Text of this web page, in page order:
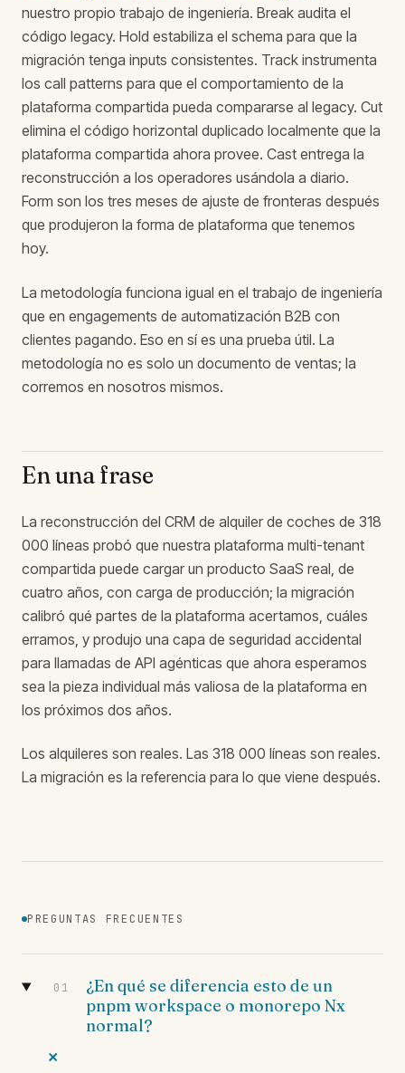
nuestro propio trabajo de ingeniería. Break audita el
código legacy. Hold estabiliza el schema para que la
migración tenga inputs consistentes. Track instrumenta
los call patterns para que el comportamiento de la
plataforma compartida pueda compararse al legacy. Cut
elimina el código horizontal duplicado localmente que la
plataforma compartida ahora provee. Cast entrega la
reconstrucción a los operadores usándola a diario.
Form son los tres meses de ajuste de fronteras después
que produjeron la forma de plataforma que tenemos
hoy.
La metodología funciona igual en el trabajo de ingeniería
que en engagements de automatización B2B con
clientes pagando. Eso en sí es una prueba útil. La
metodología no es solo un documento de ventas; la
corremos en nosotros mismos.
En una frase
La reconstrucción del CRM de alquiler de coches de 318
000 líneas probó que nuestra plataforma multi-tenant
compartida puede cargar un producto SaaS real, de
cuatro años, con carga de producción; la migración
calibró qué partes de la plataforma acertamos, cuáles
erramos, y produjo una capa de seguridad accidental
para llamadas de API agénticas que ahora esperamos
sea la pieza individual más valiosa de la plataforma en
los próximos dos años.
Los alquileres son reales. Las 318 000 líneas son reales.
La migración es la referencia para lo que viene después.
PREGUNTAS FRECUENTES
01
¿En qué se diferencia esto de un
pnpm workspace o monorepo Nx
normal?
+